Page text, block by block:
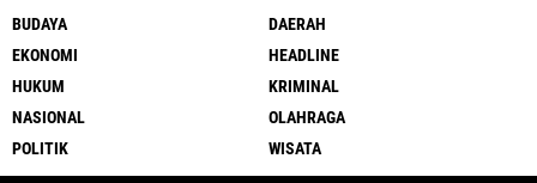
BUDAYA
DAERAH
EKONOMI
HEADLINE
HUKUM
KRIMINAL
NASIONAL
OLAHRAGA
POLITIK
WISATA